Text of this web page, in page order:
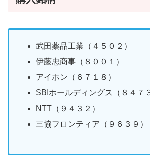
武田薬品工業（４５０２）
伊藤忠商事（８００１）
アイホン（６７１８）
SBIホールディングス（８４７
NTT（９４３２）
三協フロンティア（９６３９）